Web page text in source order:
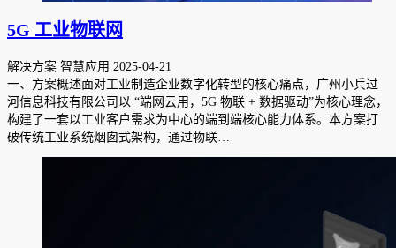
5G 工业物联网
解决方案 智慧应用 2025-04-21
一、方案概述面对工业制造企业数字化转型的核心痛点，广州小兵过
河信息科技有限公司以 “端网云用，5G 物联 + 数据驱动”为核心理念，
构建了一套以工业客户需求为中心的端到端核心能力体系。本方案打
破传统工业系统烟囱式架构，通过物联…